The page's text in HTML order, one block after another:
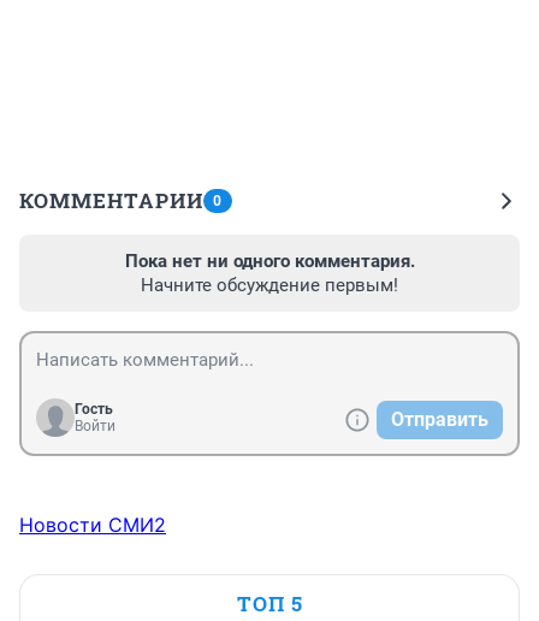
КОММЕНТАРИИ 0
Пока нет ни одного комментария.
Начните обсуждение первым!
Гость
Войти
Отправить
Новости СМИ2
ТОП 5